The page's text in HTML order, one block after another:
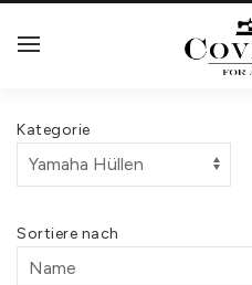
Kategorie
Sortiere nach